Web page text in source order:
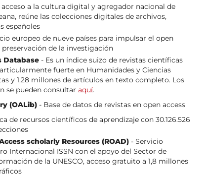
a la cultura digital y agregador nacional de
reúne las colecciones digitales de archivos,
españoles
europeo de nueve países para impulsar el open
preservación de la investigación
Database - Es un índice suizo de revistas científicas
fuerte en Humanidades y Ciencias
y 1,28 millones de artículos en texto completo. Los
se pueden consultar aquí.
(OALib) - Base de datos de revistas en open access
de recursos científicos de aprendizaje con 30.126.526
scholarly Resources (ROAD) - Servicio
Internacional ISSN con el apoyo del Sector de
de la UNESCO, acceso gratuito a 1,8 millones